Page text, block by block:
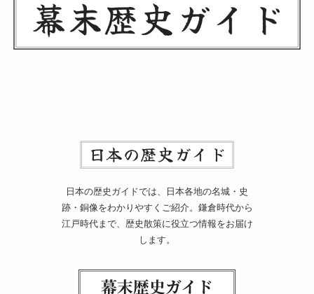
日本の歴史ガイドでは、日本各地の名城・史
跡・銅像をわかりやすくご紹介。鎌倉時代から
江戸時代まで、歴史散策に役立つ情報をお届け
します。